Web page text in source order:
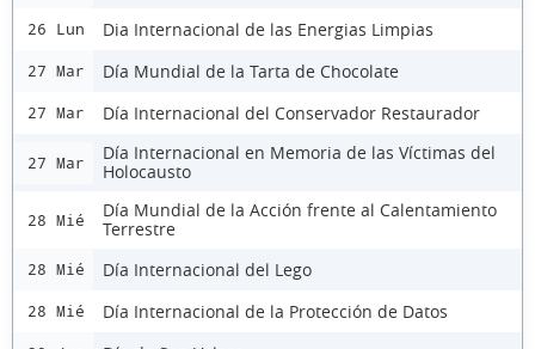
26 Lun Dia Internacional de las Energias Limpias
27 Mar Día Mundial de la Tarta de Chocolate
27 Mar Día Internacional del Conservador Restaurador
27 Mar
Día Internacional en Memoria de las Víctimas del
Holocausto
28 Mié
Día Mundial de la Acción frente al Calentamiento
Terrestre
28 Mié Día Internacional del Lego
28 Mié Día Internacional de la Protección de Datos